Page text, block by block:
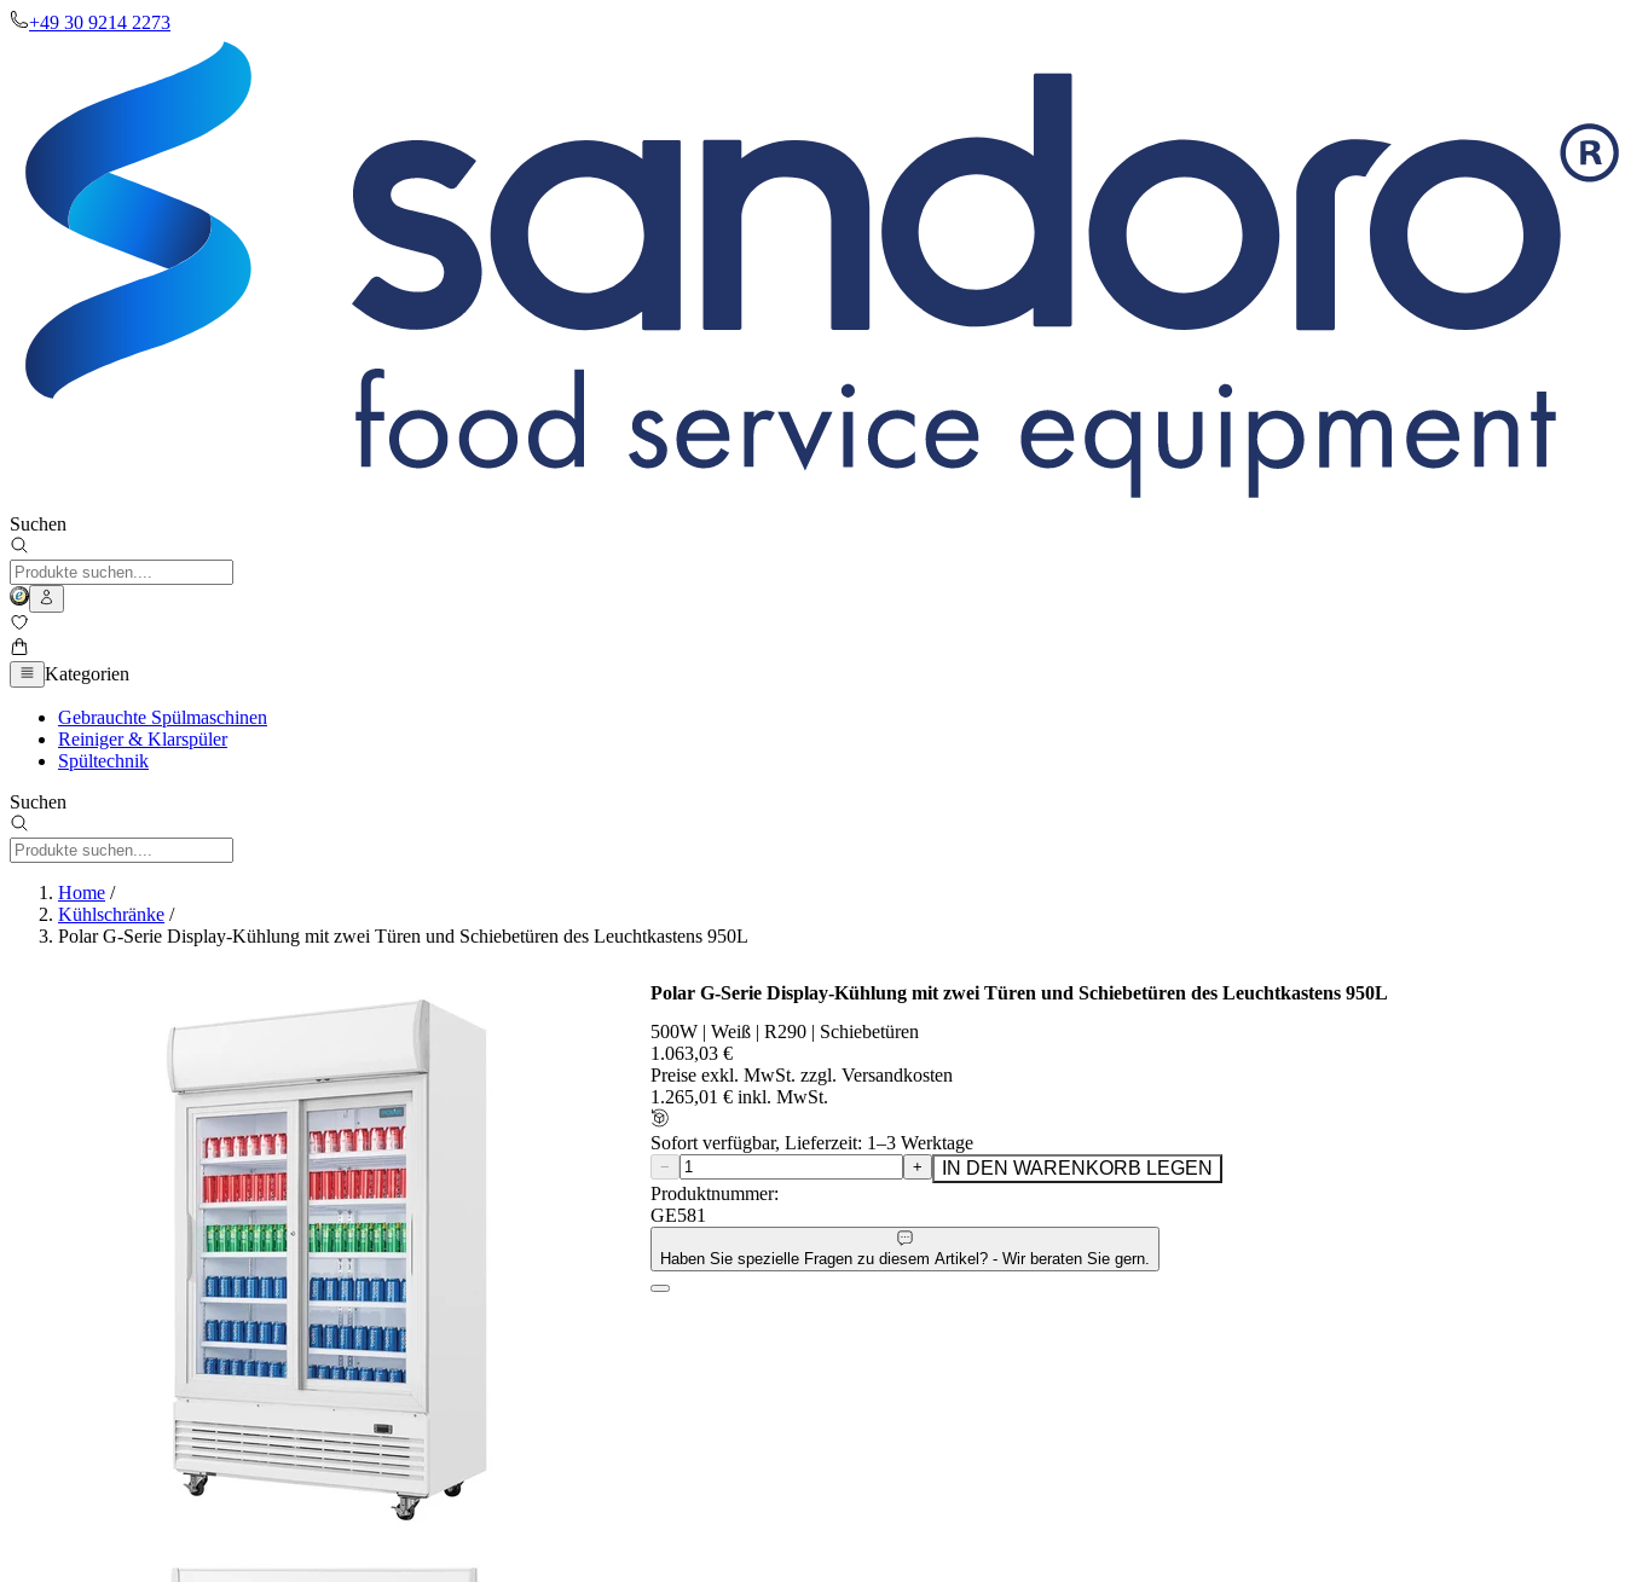
+49 30 9214 2273
Suchen
Kategorien
Gebrauchte Spülmaschinen
Reiniger & Klarspüler
Spültechnik
Suchen
Home /
Kühlschränke /
Polar G-Serie Display-Kühlung mit zwei Türen und Schiebetüren des Leuchtkastens 950L
Polar G-Serie Display-Kühlung mit zwei Türen und Schiebetüren des Leuchtkastens 950L
500W | Weiß | R290 | Schiebetüren
1.063,03 €
Preise exkl. MwSt. zzgl. Versandkosten
1.265,01 € inkl. MwSt.
Sofort verfügbar, Lieferzeit: 1–3 Werktage
− +
IN DEN WARENKORB LEGEN
Produktnummer:
GE581
Haben Sie spezielle Fragen zu diesem Artikel? - Wir beraten Sie gern.